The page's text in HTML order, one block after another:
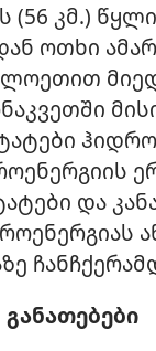
(56 კმ.)
ოთხი
და